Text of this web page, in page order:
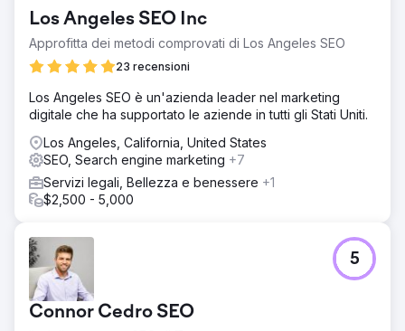
Los Angeles SEO Inc
Approfitta dei metodi comprovati di Los Angeles SEO
23 recensioni
Los Angeles SEO è un'azienda leader nel marketing
digitale che ha supportato le aziende in tutti gli Stati Uniti.
Los Angeles, California, United States
SEO, Search engine marketing +7
Servizi legali, Bellezza e benessere +1
$2,500 - 5,000
Connor Cedro SEO
5